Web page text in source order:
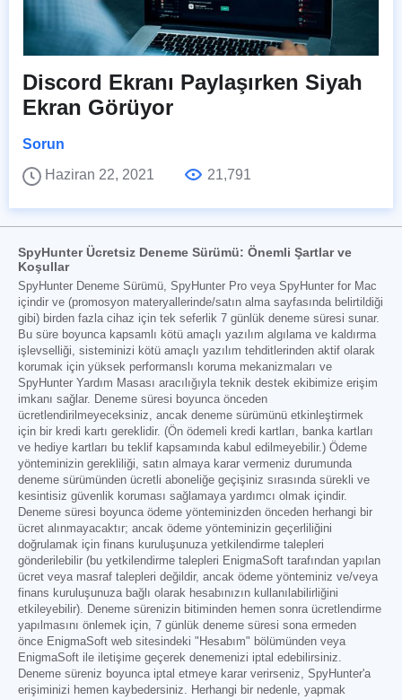
Discord Ekranı Paylaşırken Siyah
Ekran Görüyor
Sorun
Haziran 22, 2021
21,791
SpyHunter Ücretsiz Deneme Sürümü: Önemli Şartlar ve
Koşullar
SpyHunter Deneme Sürümü, SpyHunter Pro veya SpyHunter for Mac
içindir ve (promosyon materyallerinde/satın alma sayfasında belirtildiği
gibi) birden fazla cihaz için tek seferlik 7 günlük deneme süresi sunar.
Bu süre boyunca kapsamlı kötü amaçlı yazılım algılama ve kaldırma
işlevselliği, sisteminizi kötü amaçlı yazılım tehditlerinden aktif olarak
korumak için yüksek performanslı koruma mekanizmaları ve
SpyHunter Yardım Masası aracılığıyla teknik destek ekibimize erişim
imkanı sağlar. Deneme süresi boyunca önceden
ücretlendirilmeyeceksiniz, ancak deneme sürümünü etkinleştirmek
için bir kredi kartı gereklidir. (Ön ödemeli kredi kartları, banka kartları
ve hediye kartları bu teklif kapsamında kabul edilmeyebilir.) Ödeme
yönteminizin gerekliliği, satın almaya karar vermeniz durumunda
deneme sürümünden ücretli aboneliğe geçişiniz sırasında sürekli ve
kesintisiz güvenlik koruması sağlamaya yardımcı olmak içindir.
Deneme süresi boyunca ödeme yönteminizden önceden herhangi bir
ücret alınmayacaktır; ancak ödeme yönteminizin geçerliliğini
doğrulamak için finans kuruluşunuza yetkilendirme talepleri
gönderilebilir (bu yetkilendirme talepleri EnigmaSoft tarafından yapılan
ücret veya masraf talepleri değildir, ancak ödeme yönteminiz ve/veya
finans kuruluşunuza bağlı olarak hesabınızın kullanılabilirliğini
etkileyebilir). Deneme sürenizin bitiminden hemen sonra ücretlendirme
yapılmasını önlemek için, 7 günlük deneme süresi sona ermeden
önce EnigmaSoft web sitesindeki "Hesabım" bölümünden veya
EnigmaSoft ile iletişime geçerek denemenizi iptal edebilirsiniz.
Deneme süreniz boyunca iptal etmeye karar verirseniz, SpyHunter'a
erişiminizi hemen kaybedersiniz. Herhangi bir nedenle, yapmak